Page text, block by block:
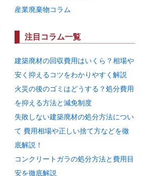
産業廃棄物コラム
注目コラム一覧
建築廃材の回収費用はいくら？相場や
安く抑えるコツをわかりやすく解説
火災の後のゴミはどうする？処分費用
を抑える方法と減免制度
失敗しない建築廃材の処分方法につい
て 費用相場や正しい捨て方などを徹
底解説！
コンクリートガラの処分方法と費用目
安を徹底解説